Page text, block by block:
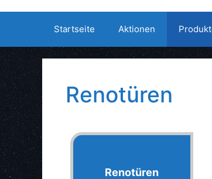
Startseite Aktionen
Renotüren
Renotüren